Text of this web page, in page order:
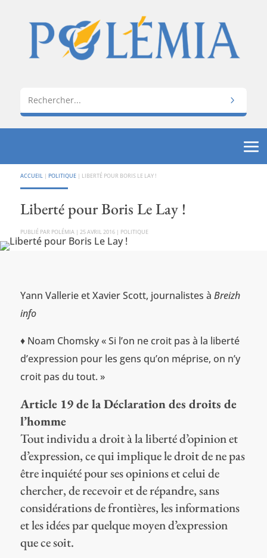
ACCUEIL | POLITIQUE| LIBERTÉ POUR BORIS LE LAY !
Liberté pour Boris Le Lay !
PAR POLÉMIA | 25 AVRIL 2016| POLITIQUE
Yann Vallerie et Xavier Scott, journalistes à Breizh
info
♦ Noam Chomsky « Si l’on ne croit pas à la liberté
d’expression pour les gens qu’on méprise, on n’y
croit pas du tout. »
Article 19 de la Déclaration des droits de
l’homme
Tout individu a droit à la liberté d’opinion et
d’expression, ce qui implique le droit de ne pas
être inquiété pour ses opinions et celui de
chercher, de recevoir et de répandre, sans
considérations de frontières, les informations
et les idées par quelque moyen d’expression
que ce soit.